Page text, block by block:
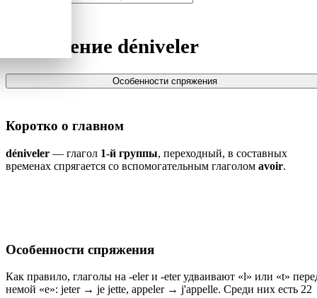
Спряжение déniveler
Особенности спряжения
Коротко о главном
déniveler — глагол 1-й группы, переходный, в составных
временах спрягается со вспомогательным глаголом avoir.
Особенности спряжения
Как правило, глаголы на -eler и -eter удваивают «l» или «t»
немой «e»: jeter → je jette, appeler → j'appelle. Среди них есть 22